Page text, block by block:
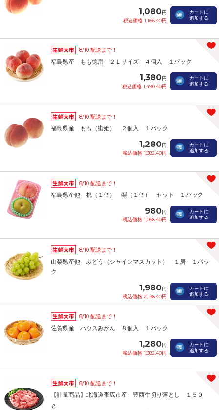
1,080円
税込価格 1,166.40円
カートに
追加する
8/10 配送まで！
福島県産 もも徳用 ２Ｌサイズ ４個入 １パック
1,380円
税込価格 1,490.40円
カートに
追加する
8/10 配送まで！
福島県産 もも（蜜姫） ２個入 １パック
1,280円
税込価格 1,382.40円
カートに
追加する
8/10 配送まで！
福島県産他 桃（１個） 梨（１個） セット １パック
980円
税込価格 1,058.40円
カートに
追加する
8/10 配送まで！
山梨県産他 ぶどう（シャインマスカット） １房 １パッ
ク
1,980円
税込価格 2,138.40円
カートに
追加する
8/10 配送まで！
佐賀県産 ハウスみかん ８個入 １パック
1,280円
税込価格 1,382.40円
カートに
追加する
8/10 配送まで！
【計量商品】北海道帯広市産 豊西牛切り落とし １５０
ｇ